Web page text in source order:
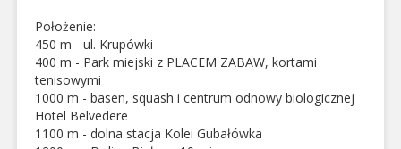
Położenie:
450 m - ul. Krupówki
400 m - Park miejski z PLACEM ZABAW, kortami
tenisowymi
1000 m - basen, squash i centrum odnowy biologicznej
Hotel Belvedere
1100 m - dolna stacja Kolei Gubałówka